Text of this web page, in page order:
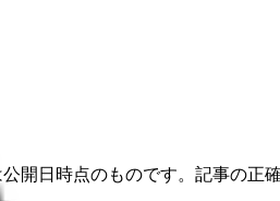
開日時点のものです。記事の正